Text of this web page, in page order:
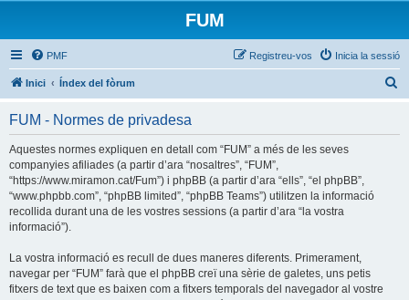
FUM
PMF Inicia la sessió
Registreu-vos
Inici Índex del fòrum
FUM - Normes de privadesa
Aquestes normes expliquen en detall com “FUM” a més de les seves
companyies afiliades (a partir d’ara “nosaltres”, “FUM”,
“https://www.miramon.cat/Fum”) i phpBB (a partir d’ara “ells”, “el phpBB”,
“www.phpbb.com”, “phpBB limited”, “phpBB Teams”) utilitzen la informació
recollida durant una de les vostres sessions (a partir d’ara “la vostra
informació”).
La vostra informació es recull de dues maneres diferents. Primerament,
navegar per “FUM” farà que el phpBB creï una sèrie de galetes, uns petis
fitxers de text que es baixen com a fitxers temporals del navegador al vostre